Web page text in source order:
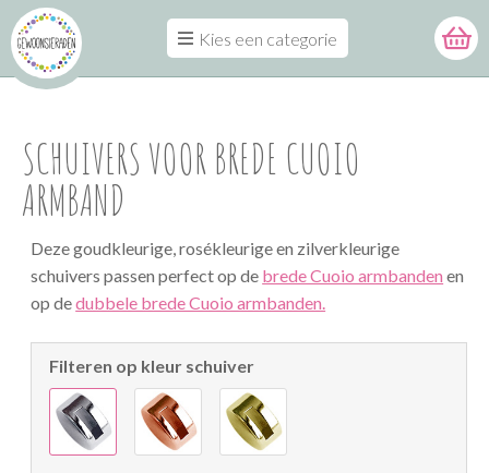
Kies een categorie
SCHUIVERS VOOR BREDE CUOIO
ARMBAND
Deze goudkleurige, rosékleurige en zilverkleurige
schuivers passen perfect op de brede Cuoio armbanden en
op dedubbele brede Cuoio armbanden.
Filteren op kleur schuiver